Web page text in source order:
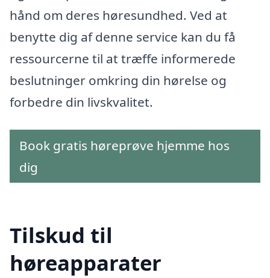
hånd om deres høresundhed. Ved at
benytte dig af denne service kan du få
ressourcerne til at træffe informerede
beslutninger omkring din hørelse og
forbedre din livskvalitet.
Book gratis høreprøve hjemme hos
dig
Tilskud til
høreapparater